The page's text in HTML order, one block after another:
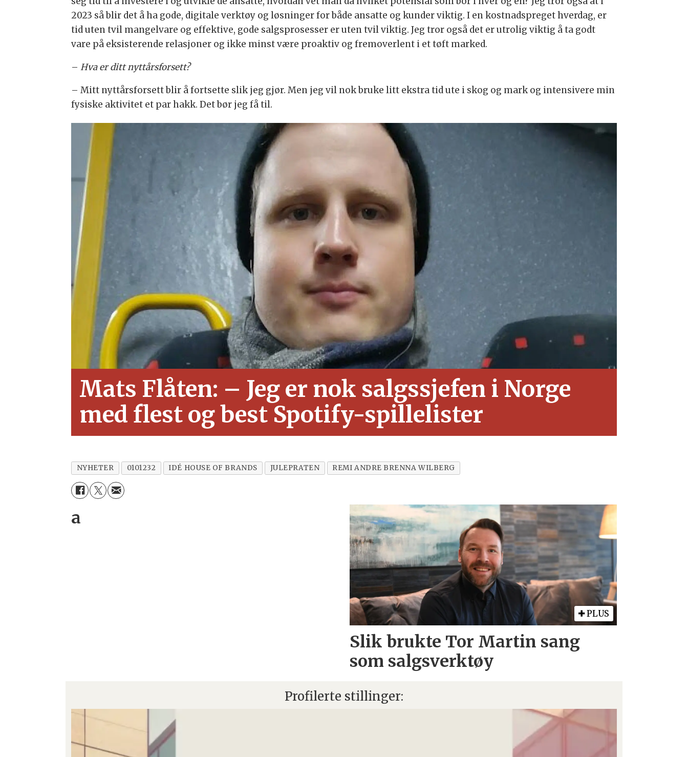
2023 så blir det å ha gode, digitale verktøy og løsninger for både ansatte og kunder viktig. I en kostnadspreget hverdag, er
tid uten tvil mangelvare og effektive, gode salgsprosesser er uten tvil viktig. Jeg tror også det er utrolig viktig å ta godt
vare på eksisterende relasjoner og ikke minst være proaktiv og fremoverlent i et tøft marked.
– Hva er ditt nyttårsforsett?
– Mitt nyttårsforsett blir å fortsette slik jeg gjør. Men jeg vil nok bruke litt ekstra tid ute i skog og mark og intensivere min
fysiske aktivitet et par hakk. Det bør jeg få til.
Mats Flåten: – Jeg er nok salgssjefen i Norge
med flest og best Spotify-spillelister
NYHETER 0101232 IDÉ HOUSE OF BRANDS JULEPRATEN REMI ANDRE BRENNA WILBERG
a
PLUS
Slik brukte Tor Martin sang
som salgsverktøy
Profilerte stillinger: